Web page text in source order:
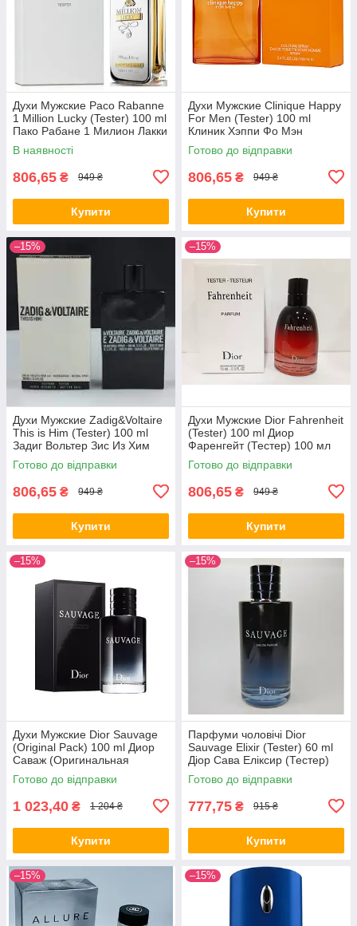
Духи Мужские Paco Rabanne
1 Million Lucky (Tester) 100 ml
Пако Рабане 1 Милион Лакки
(Тестер) 100 мл all К
В наявності
806,65 ₴ 949 ₴
Купити
Духи Мужские Clinique Happy
For Men (Tester) 100 ml
Клиник Хэппи Фо Мэн
(Тестер) 100 мл all К
Готово до відправки
806,65 ₴ 949 ₴
Купити
–15%
Духи Мужские Zadig&Voltaire
This is Him (Tester) 100 ml
Задиг Вольтер Зис Из Хим
(Тестер) 100 мл all К
Готово до відправки
806,65 ₴ 949 ₴
Купити
–15%
Духи Мужские Dior Fahrenheit
(Tester) 100 ml Диор
Фаренгейт (Тестер) 100 мл
all К
Готово до відправки
806,65 ₴ 949 ₴
Купити
–15%
Духи Мужские Dior Sauvage
(Original Pack) 100 ml Диор
Саваж (Оригинальная
Упаковка) 100 мл all К
Готово до відправки
1 023,40 ₴ 1 204 ₴
Купити
–15%
Парфуми чоловічі Dior
Sauvage Elixir (Tester) 60 ml
Діор Сава Еліксир (Тестер)
60 мл all К
Готово до відправки
777,75 ₴ 915 ₴
Купити
–15% –15%